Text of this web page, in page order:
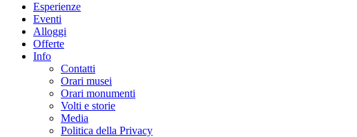
Esperienze
Eventi
Alloggi
Offerte
Info
Contatti
Orari musei
Orari monumenti
Volti e storie
Media
Politica della Privacy